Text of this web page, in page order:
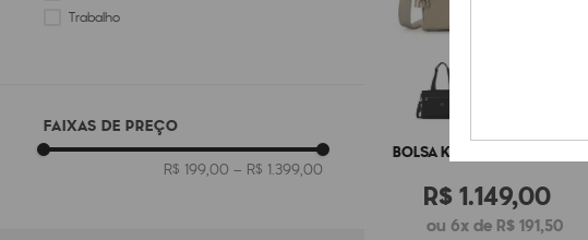
Trabalho
FAIXAS DE PREÇO
R$ 199,00 – R$ 1.399,00
BOLSA KIPLING ELYSIA WORK S
R$1.149,00
ou 6x de R$ 191,50